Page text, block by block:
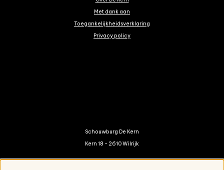
Met dank aan
Toegankelijkheidsverklaring
Privacy policy
Schouwburg De Kern
Kern 18 - 2610 Wilrijk